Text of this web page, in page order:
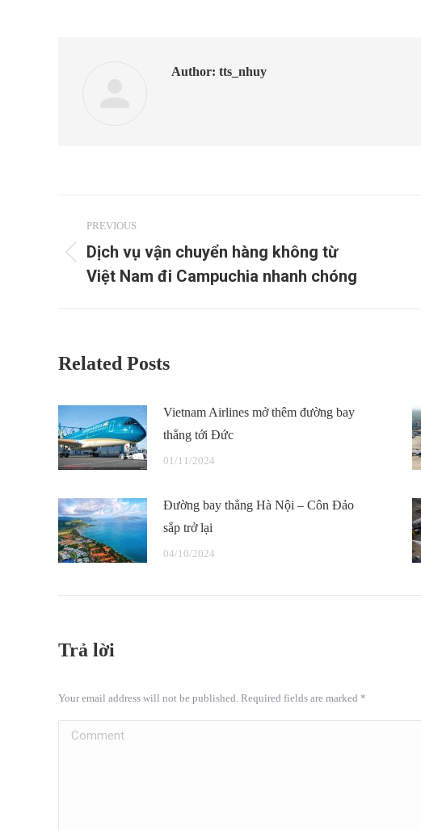
Author: tts_nhuy
navigation
PREVIOUS
Previous
post:
Dịch vụ vận chuyển hàng không từ
Việt Nam đi Campuchia nhanh chóng
Related Posts
Vietnam Airlines mở thêm đường bay
thẳng tới Đức
01/11/2024
Đường bay thẳng Hà Nội – Côn Đảo
sắp trở lại
04/10/2024
Trả lời
Your email address will not be published. Required fields are marked *
Comment